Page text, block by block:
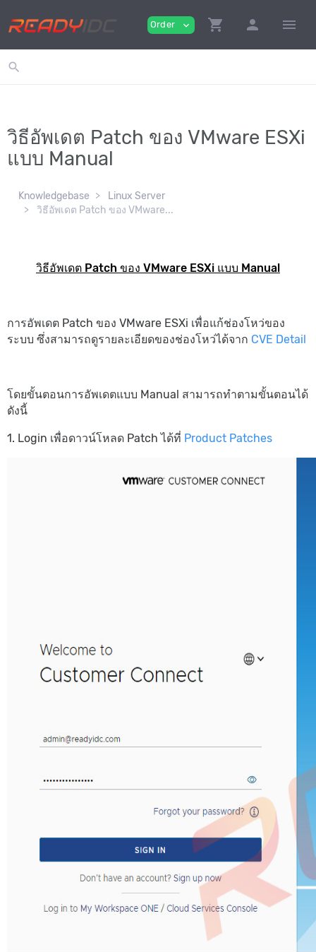
Order expand_more shopping_cart person menu
search
วิธีอัพเดต Patch ของ VMware ESXi
แบบ Manual
Knowledgebase
Linux Server
วิธีอัพเดต Patch ของ VMware...
วิธีอัพเดต Patch ของ VMware ESXi แบบ Manual
การอัพเดต Patch ของ VMware ESXi เพื่อแก้ช่องโหว่ของ
ระบบ ซึ่งสามารถดูรายละเอียดของช่องโหว่ได้จาก CVE Detail
โดยขั้นตอนการอัพเดตแบบ Manual สามารถทำตามขั้นตอนได้
ดังนี้
1. Login เพื่อดาวน์โหลด Patch ได้ที่ Product Patches